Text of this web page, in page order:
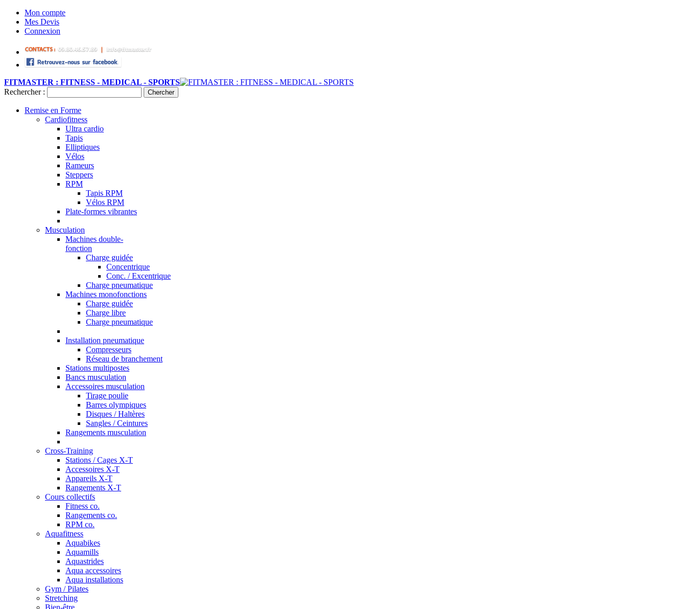
Mon compte
Mes Devis
Connexion
FITMASTER : FITNESS - MEDICAL - SPORTS
Rechercher :
Chercher
Remise en Forme
Cardiofitness
Ultra cardio
Tapis
Elliptiques
Vélos
Rameurs
Steppers
RPM
Tapis RPM
Vélos RPM
Plate-formes vibrantes
Musculation
Machines double-
fonction
Charge guidée
Concentrique
Conc. / Excentrique
Charge pneumatique
Machines monofonctions
Charge guidée
Charge libre
Charge pneumatique
Installation pneumatique
Compresseurs
Réseau de branchement
Stations multipostes
Bancs musculation
Accessoires musculation
Tirage poulie
Barres olympiques
Disques / Haltères
Sangles / Ceintures
Rangements musculation
Cross-Training
Stations / Cages X-T
Accessoires X-T
Appareils X-T
Rangements X-T
Cours collectifs
Fitness co.
Rangements co.
RPM co.
Aquafitness
Aquabikes
Aquamills
Aquastrides
Aqua accessoires
Aqua installations
Gym / Pilates
Stretching
Bien-être